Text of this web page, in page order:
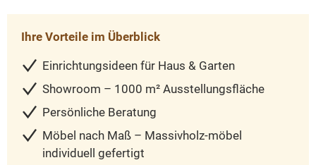
Ihre Vorteile im Überblick
Einrichtungsideen für Haus & Garten
Showroom – 1000 m² Ausstellungsfläche
Persönliche Beratung
Möbel nach Maß – Massivholz-möbel
individuell gefertigt